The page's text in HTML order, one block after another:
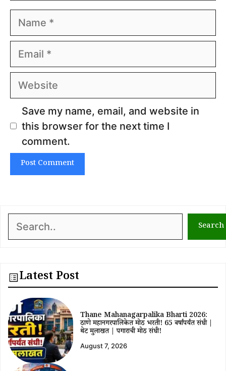
Name
Email
Website
Save my name, email, and website in
this browser for the next time I
comment.
Search Search
Latest Post
Thane Mahanagarpalika Bharti 2026:
ठाणे महानगरपालिकेत मोठी भरती! 65 वर्षांपर्यंत संधी |
थेट मुलाखत | पगाराची मोठी संधी!
August 7, 2026